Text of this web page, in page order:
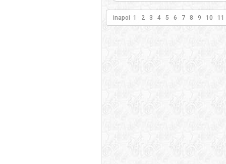
inapoi 1 2 3 4 5 6 7 8 9 10 11